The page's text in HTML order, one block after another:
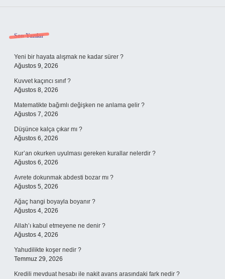
Sidebar
Son Yazılar
Yeni bir hayata alışmak ne kadar sürer ?
Ağustos 9, 2026
Kuvvet kaçıncı sınıf ?
Ağustos 8, 2026
Matematikte bağımlı değişken ne anlama gelir ?
Ağustos 7, 2026
Düşünce kalça çıkar mı ?
Ağustos 6, 2026
Kur’an okurken uyulması gereken kurallar nelerdir ?
Ağustos 6, 2026
Avrete dokunmak abdesti bozar mı ?
Ağustos 5, 2026
Ağaç hangi boyayla boyanır ?
Ağustos 4, 2026
Allah’ı kabul etmeyene ne denir ?
Ağustos 4, 2026
Yahudilikte koşer nedir ?
Temmuz 29, 2026
Kredili mevduat hesabı ile nakit avans arasındaki fark nedir ?